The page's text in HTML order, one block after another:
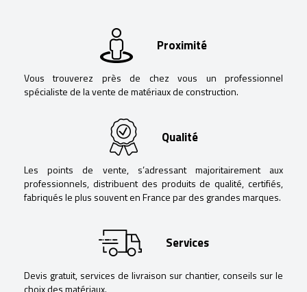
Proximité
Vous trouverez près de chez vous un professionnel
spécialiste de la vente de matériaux de construction.
Qualité
Les points de vente, s’adressant majoritairement aux
professionnels, distribuent des produits de qualité, certifiés,
fabriqués le plus souvent en France par des grandes marques.
Services
Devis gratuit, services de livraison sur chantier, conseils sur le
choix des matériaux.